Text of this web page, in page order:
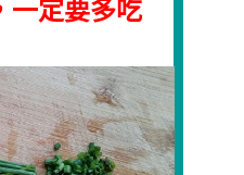
一定要多吃